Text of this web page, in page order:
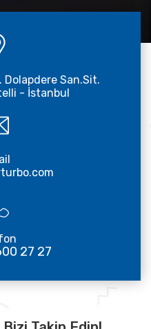
Dolapdere San.Sit.
- İstanbul
27 27